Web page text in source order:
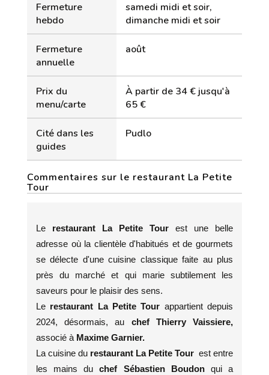
Fermeture
hebdo
samedi midi et soir,
dimanche midi et soir
Fermeture
annuelle
août
Prix du
menu/carte
À partir de 34 € jusqu'à
65 €
Cité dans les
guides
Pudlo
Commentaires sur le restaurant La Petite
Tour
Le restaurant La Petite Tour est une belle
adresse où la clientèle d'habitués et de gourmets
se délecte d'une cuisine classique faite au plus
près du marché et qui marie subtilement les
saveurs pour le plaisir des sens.
Le restaurant La Petite Tour appartient depuis
2024, désormais, au chef Thierry Vaissiere,
associé à Maxime Garnier.
La cuisine du restaurant La Petite Tour est entre
les mains duchef Sébastien Boudon qui a